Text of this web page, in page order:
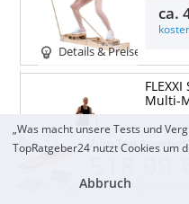
Zum Top Angebot
KOSTENLOSE
Details & Preise
ca.
Details & Preise
Multi-
ca.
„Was macht unsere Tests und
TopRatgeber24 nutzt Cookies um
Abbruch